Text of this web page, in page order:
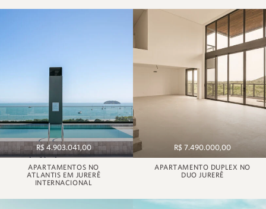
R$ 4.903.041,00
APARTAMENTOS NO
ATLANTIS EM JURERÊ
INTERNACIONAL
R$ 7.490.000,00
APARTAMENTO DUPLEX NO
DUO JURERÊ